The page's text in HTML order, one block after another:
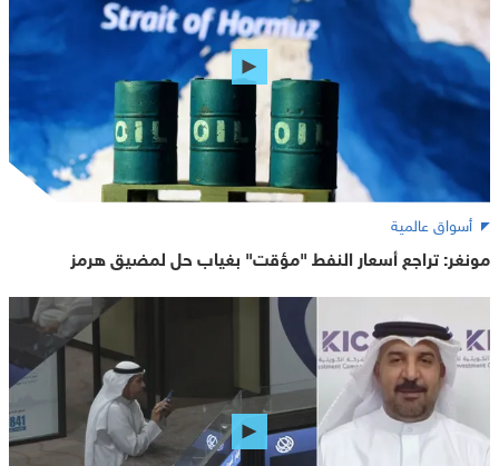
أسواق عالمية
مونغر: تراجع أسعار النفط "مؤقت" بغياب حل لمضيق هرمز